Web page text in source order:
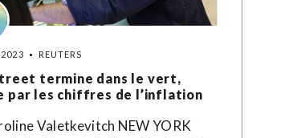
REUTERS
termine dans le vert,
par les chiffres de l’inflation
Valetkevitch NEW YORK